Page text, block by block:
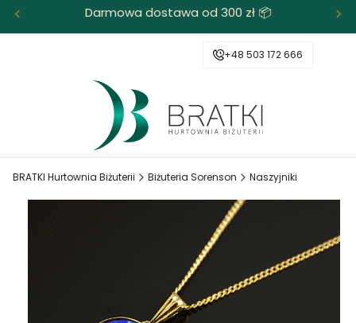
Darmowa dostawa od 300 zł 📦
+48 503 172 666
BRATKI Hurtownia Biżuterii Biżuteria Sorenson Naszyjniki